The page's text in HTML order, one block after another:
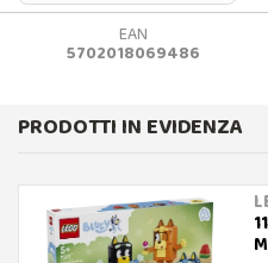
EAN
5702018069486
PRODOTTI IN EVIDENZA